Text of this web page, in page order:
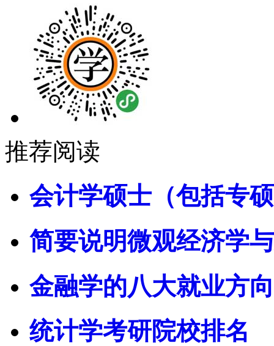
推荐阅读
会计学硕士（包括专
简要说明微观经济学
金融学的八大就业方
统计学考研院校排名